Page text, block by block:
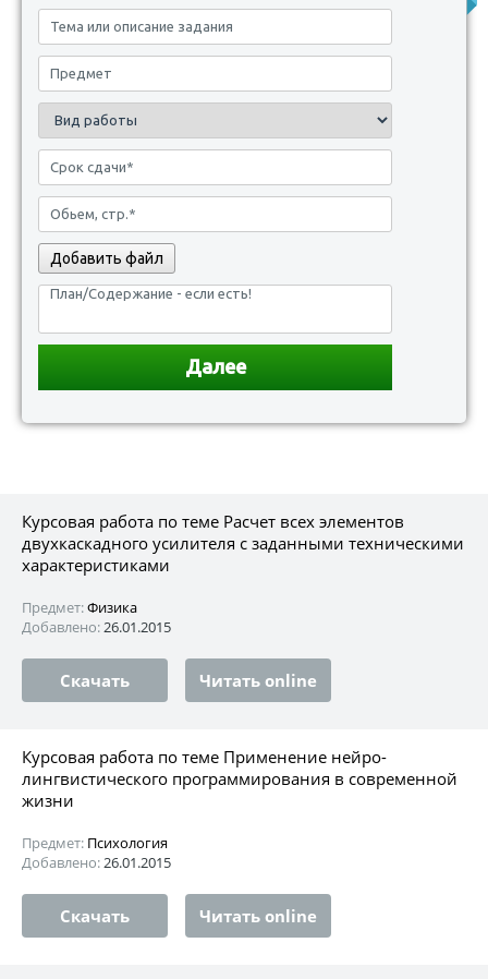
Добавить файл
Курсовая работа по теме Расчет всех элементов
двухкаскадного усилителя с заданными техническими
характеристиками
Предмет:Физика
Добавлено:26.01.2015
Скачать Читать online
Курсовая работа по теме Применение нейро-
лингвистического программирования в современной
жизни
Предмет: Психология
Добавлено:26.01.2015
Скачать Читать online